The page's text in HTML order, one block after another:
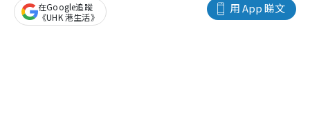
用 App 睇文
在Google追蹤
《UHK 港生活》